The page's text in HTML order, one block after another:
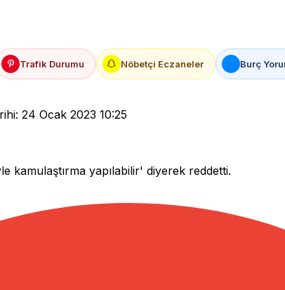
Trafik Durumu Nöbetçi Eczaneler Burç
24 Ocak 2023 10:25
kamulaştırma yapılabilir' diyerek reddetti.